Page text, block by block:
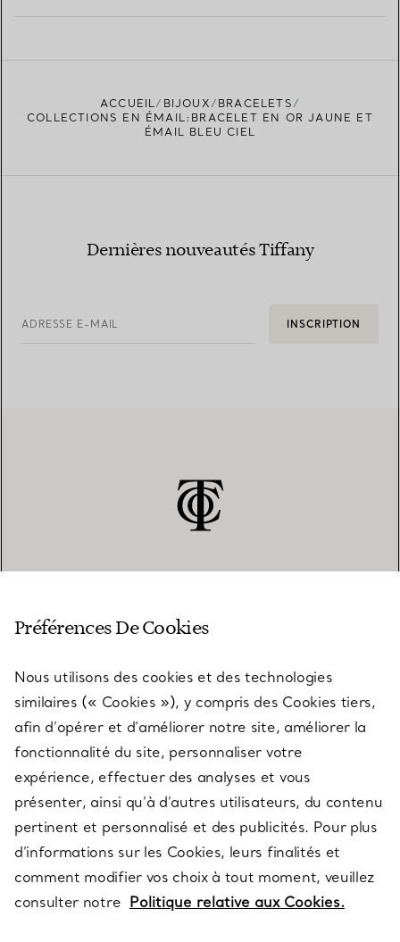
TROUVEZ LA BOUTIQUE LA PLUS PROCHE
ACCUEIL BIJOUX
BRACELETS
COLLECTIONS EN ÉMAIL:BRACELET EN OR JAUNE ET
ÉMAIL BLEU CIEL
Dernières nouveautés Tiffany
ADRESSE E-MAIL INSCRIPTION
SERVICES
À PROPOS
QUESTIONS LÉGALES
SUIVEZ-NOUS
Préférences De Cookies
Nous utilisons des cookies et des technologies
similaires (« Cookies »), y compris des Cookies tiers,
afin d’opérer et d’améliorer notre site, améliorer la
fonctionnalité du site, personnaliser votre
expérience, effectuer des analyses et vous
présenter, ainsi qu’à d’autres utilisateurs, du contenu
pertinent et personnalisé et des publicités. Pour plus
d’informations sur les Cookies, leurs finalités et
comment modifier vos choix à tout moment, veuillez
consulter notre Politique relative aux Cookies.